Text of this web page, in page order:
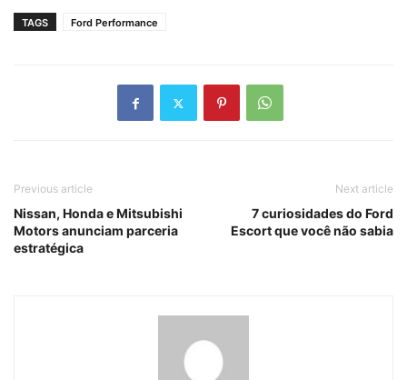
TAGS Ford Performance
Previous article
Nissan, Honda e Mitsubishi
Motors anunciam parceria
estratégica
Next article
7 curiosidades do Ford
Escort que você não sabia